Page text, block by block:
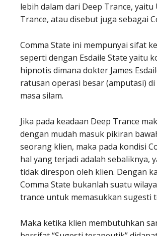
lebih dalam dari Deep Trance, yaitu
Trance, atau disebut juga sebagai
Comma State ini mempunyai sifat
seperti dengan Esdaile State yaitu
hipnotis dimana dokter James
ratusan operasi besar (amputasi) di
masa silam.
Jika pada keadaan Deep Trance
dengan mudah masuk pikiran
seorang klien, maka pada kondisi
hal yang terjadi adalah sebaliknya,
tidak direspon oleh klien. Dengan
Comma State bukanlah suatu
trance untuk memasukkan sugesti
Maka ketika klien membutuhkan